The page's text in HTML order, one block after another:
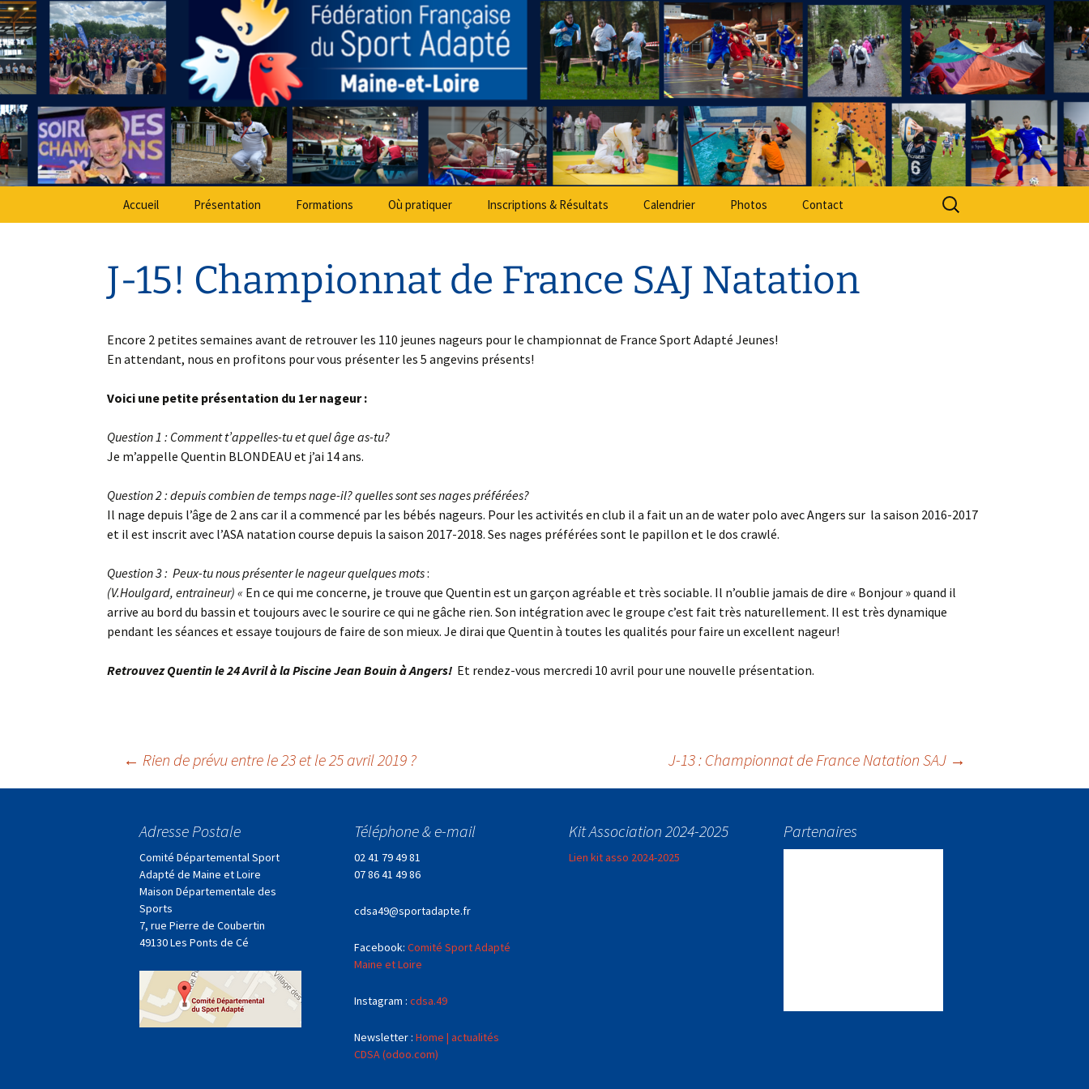
Aller
au
contenu
Comité Départemental Sport Adapté 49
Sport Adapté 49
Accueil Présentation Formations Où pratiquer Inscriptions & Résultats Calendrier Photos Contact
Rechercher :
J-15! Championnat de France SAJ Natation
Encore 2 petites semaines avant de retrouver les 110 jeunes nageurs pour le championnat de France Sport Adapté Jeunes!
En attendant, nous en profitons pour vous présenter les 5 angevins présents!
Voici une petite présentation du 1er nageur :
Question 1 : Comment t’appelles-tu et quel âge as-tu?
Je m’appelle Quentin BLONDEAU et j’ai 14 ans.
Question 2 : depuis combien de temps nage-il? quelles sont ses nages préférées?
Il nage depuis l’âge de 2 ans car il a commencé par les bébés nageurs. Pour les activités en club il a fait un an de water polo avec Angers sur la saison 2016-2017
et il est inscrit avec l’ASA natation course depuis la saison 2017-2018. Ses nages préférées sont le papillon et le dos crawlé.
Question 3 : Peux-tu nous présenter le nageur quelques mots:
(V.Houlgard, entraineur) « En ce qui me concerne, je trouve que Quentin est un garçon agréable et très sociable. Il n’oublie jamais de dire « Bonjour » quand il
arrive au bord du bassin et toujours avec le sourire ce qui ne gâche rien. Son intégration avec le groupe c’est fait très naturellement. Il est très dynamique
pendant les séances et essaye toujours de faire de son mieux. Je dirai que Quentin à toutes les qualités pour faire un excellent nageur!
Retrouvez Quentin le 24 Avril à la Piscine Jean Bouin à Angers! Et rendez-vous mercredi 10 avril pour une nouvelle présentation.
Navigation
articles
← Rien de prévu entre le 23 et le 25 avril 2019 ? J-13 : Championnat de France Natation SAJ →
Adresse Postale
Comité Départemental Sport
Adapté de Maine et Loire
Maison Départementale des
Sports
7, rue Pierre de Coubertin
49130 Les Ponts de Cé
Téléphone & e-mail
02 41 79 49 81
07 86 41 49 86
cdsa49@sportadapte.fr
Facebook: Comité Sport Adapté
Maine et Loire
Instagram : cdsa.49
Newsletter : Home | actualités
CDSA (odoo.com)
Kit Association 2024-2025
Lien kit asso 2024-2025
Partenaires